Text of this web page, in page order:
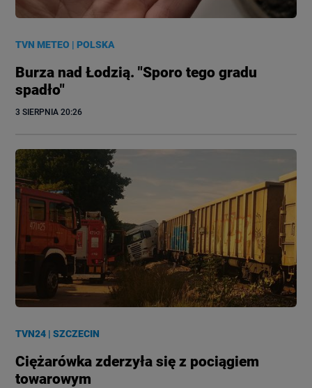
TVN METEO |POLSKA
Burza nad Łodzią. "Sporo tego gradu
spadło"
3 SIERPNIA 20:26
TVN24 |SZCZECIN
Ciężarówka zderzyła się z pociągiem
towarowym